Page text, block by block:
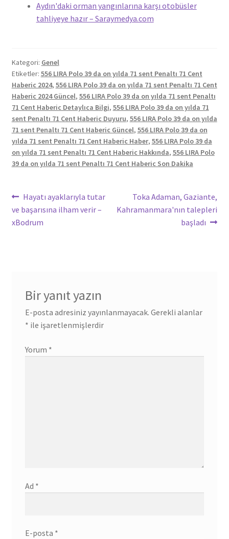
Aydın'daki orman yangınlarına karşı otobüsler
tahliyeye hazır – Saraymedya.com
Kategori: Genel
Etiketler: 556 LIRA Polo 39 da on yılda 71 sent Penaltı 71 Cent
Haberic 2024, 556 LIRA Polo 39 da on yılda 71 sent Penaltı 71 Cent
Haberic 2024 Güncel, 556 LIRA Polo 39 da on yılda 71 sent Penaltı
71 Cent Haberic Detaylıca Bilgi, 556 LIRA Polo 39 da on yılda 71
sent Penaltı 71 Cent Haberic Duyuru, 556 LIRA Polo 39 da on yılda
71 sent Penaltı 71 Cent Haberic Güncel, 556 LIRA Polo 39 da on
yılda 71 sent Penaltı 71 Cent Haberic Haber, 556 LIRA Polo 39 da
on yılda 71 sent Penaltı 71 Cent Haberic Hakkında, 556 LIRA Polo
39 da on yılda 71 sent Penaltı 71 Cent Haberic Son Dakika
Yazı
gezinmesi
Önceki
yazı:
Hayatı ayaklarıyla tutar
ve başarısına ilham verir –
xBodrum
Sonraki
yazı:
Toka Adaman, Gaziante,
Kahramanmara'nın talepleri
başladı
Bir yanıt yazın
E-posta adresiniz yayınlanmayacak. Gerekli alanlar
* ile işaretlenmişlerdir
Yorum *
Ad *
E-posta *